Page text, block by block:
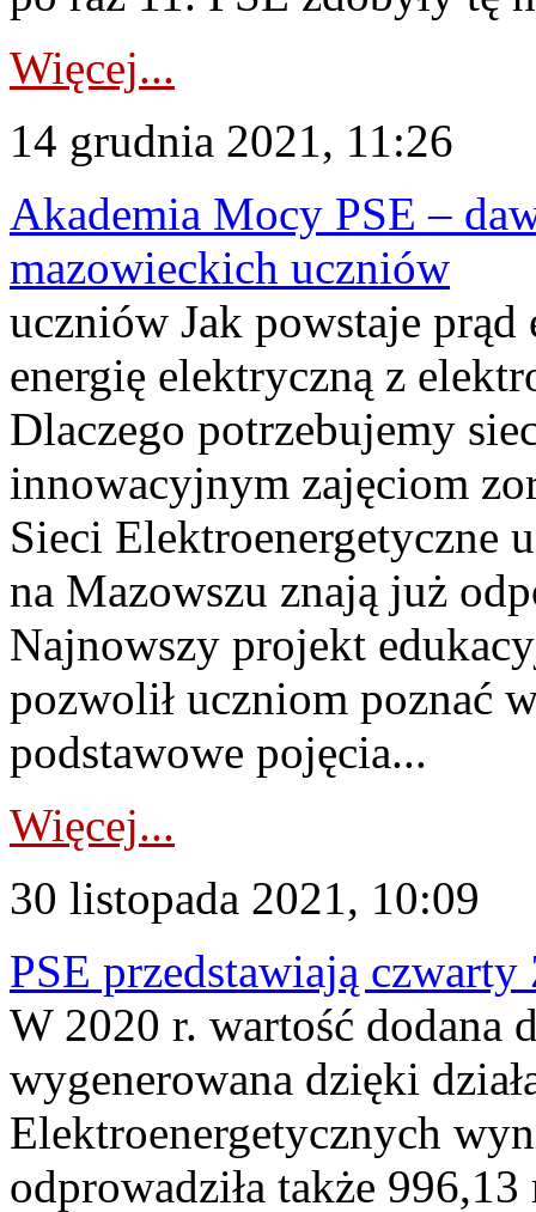
Więcej...
14 grudnia 2021, 11:26
Akademia Mocy PSE –
mazowieckich uczniów
uczniów Jak powstaje
energię elektryczną z
Dlaczego potrzebujemy
innowacyjnym zajęciom
Sieci Elektroenergetyczne
na Mazowszu znają już
Najnowszy projekt
pozwolił uczniom poznać
podstawowe pojęcia...
Więcej...
30 listopada 2021, 10:09
PSE przedstawiają
W 2020 r. wartość dodana
wygenerowana dzięki
Elektroenergetycznych
odprowadziła także